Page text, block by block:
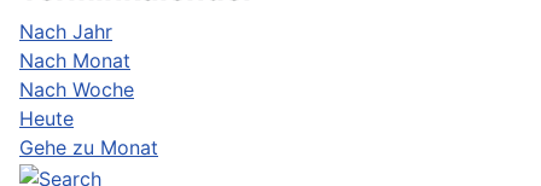
Nach Jahr
Nach Monat
Nach Woche
Heute
Gehe zu Monat